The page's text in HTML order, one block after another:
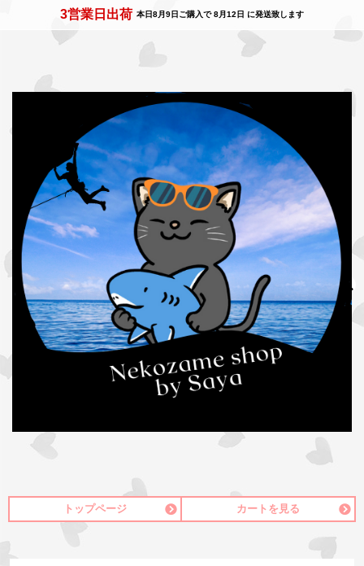
3営業日出荷 本日8月9日 ご購入で8月12日 に発送致します
トップページ カートを見る